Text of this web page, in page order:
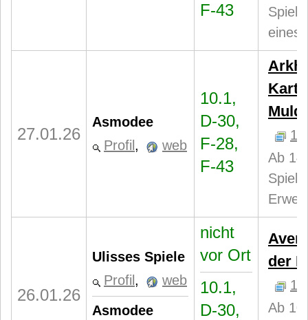
F-43
eines
27.01.26
Asmodee
Profil , web
10.1,
D-30,
F-28,
F-43
1
Ab 14
26.01.26
Ulisses Spiele
Profil ,
web
Asmodee
nicht
vor Ort
10.1,
D-30,
der
1
Ab 10